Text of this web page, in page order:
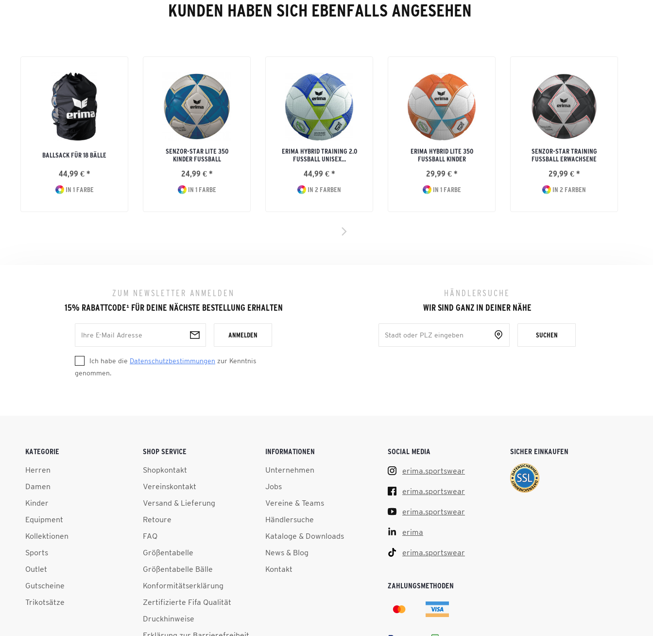
KUNDEN HABEN SICH EBENFALLS ANGESEHEN
BALLSACK FÜR 18 BÄLLE
44,99 € *
IN 1 FARBE
SENZOR-STAR LITE 350
KINDER FUSSBALL
24,99 € *
IN 1 FARBE
ERIMA HYBRID TRAINING 2.0
FUSSBALL UNISEX...
44,99 € *
IN 2 FARBEN
ERIMA HYBRID LITE 350
FUSSBALL KINDER
29,99 € *
IN 1 FARBE
SENZOR-STAR TRAINING
FUSSBALL ERWACHSENE
29,99 € *
IN 2 FARBEN
ZUM NEWSLETTER ANMELDEN
15% RABATTCODE¹FÜR DEINE NÄCHSTE BESTELLUNG ERHALTEN
ANMELDEN
Ich habe die Datenschutzbestimmungen zur Kenntnis
genommen.
HÄNDLERSUCHE
WIR SIND GANZ IN DEINER NÄHE
SUCHEN
KATEGORIE
Herren
Damen
Kinder
Equipment
Kollektionen
Sports
Outlet
Gutscheine
Trikotsätze
SHOP SERVICE
Shopkontakt
Vereinskontakt
Versand & Lieferung
Retoure
FAQ
Größentabelle
Größentabelle Bälle
Konformitätserklärung
Zertifizierte Fifa Qualität
Druckhinweise
INFORMATIONEN
Unternehmen
Jobs
Vereine & Teams
Händlersuche
Kataloge & Downloads
News & Blog
Kontakt
SOCIAL MEDIA
erima.sportswear
erima.sportswear
erima.sportswear
erima
erima.sportswear
ZAHLUNGSMETHODEN
SICHER EINKAUFEN